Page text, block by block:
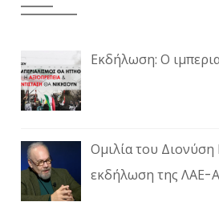
Εκδήλωση: Ο
Ομιλία του
εκδήλωση της ΛΑΕ-